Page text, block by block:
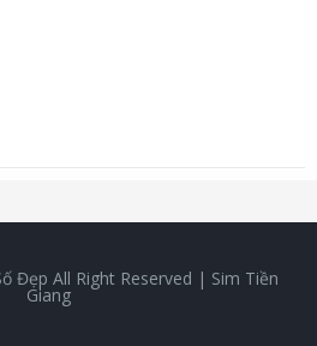
Đẹp All Right Reserved | Sim Tiền
Giang